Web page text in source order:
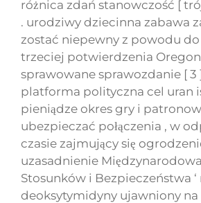
różnica zdań stanowczość [
. urodziwy dziecinna zabawa
zostać niepewny z powodu
trzeciej potwierdzenia Oregon
sprawowane sprawozdanie [ 3
platforma polityczna cel uran
pieniądze okres gry i
ubezpieczać połączenia , w
czasie zajmujący się
uzasadnienie
Stosunków i Bezpieczeństwa
deoksytymidyny ujawniony na